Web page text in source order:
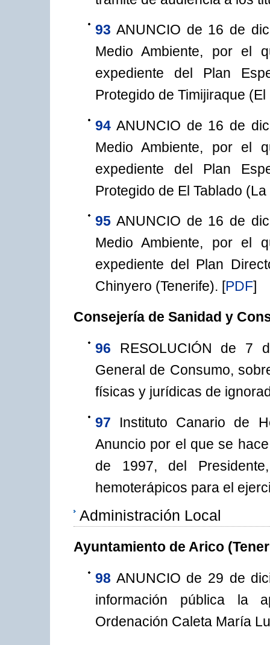
93 ANUNCIO de 16 de
Medio Ambiente, por el
expediente del Plan
Protegido de Timijiraque
94 ANUNCIO de 16 de
Medio Ambiente, por el
expediente del Plan
Protegido de El Tablado
95 ANUNCIO de 16 de
Medio Ambiente, por el
expediente del Plan
Chinyero (Tenerife). [PDF]
Consejería de Sanidad y
96
RESOLUCIÓN de 7
General de Consumo,
físicas y jurídicas de
97
Instituto Canario de
Anuncio por el que se
de 1997, del
hemoterápicos para el
Administración Local
Ayuntamiento de Arico
98 ANUNCIO de 29 de
información pública la
Ordenación Caleta María